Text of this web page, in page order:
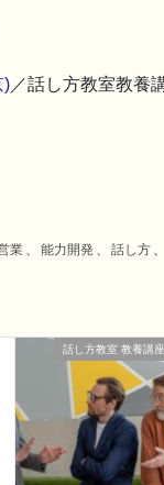
) ／話し方教室教養
業 、 能力開発 、 話し方 、
話し方教室 教養講座